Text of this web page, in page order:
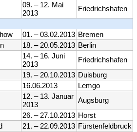
09. – 12. Mai
2013
Friedrichshafen
01. – 03.02.2013 Bremen
18. – 20.05.2013 Berlin
14. – 16. Juni
2013
Friedrichshafen
19. – 20.10.2013 Duisburg
16.06.2013
Lemgo
12. – 13. Januar
2013
Augsburg
26. – 27.10.2013 Horst
21. – 22.09.2013 Fürstenfeldbruck